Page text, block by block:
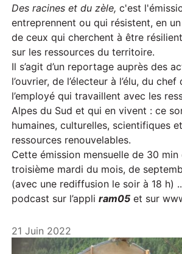
Des racines et du zèle,c'est
entreprennent ou qui résistent, en un
de ceux qui cherchent à être
sur les ressources du territoire.
Il s’agit d’un reportage auprès des
l’ouvrier, de l’électeur à l’élu, du
l’employé qui travaillent avec les
Alpes du Sud et qui en vivent : ce
humaines, culturelles, scientifiques
ressources renouvelables.
Cette émission mensuelle de 30
troisième mardi du mois, de
(avec une rediffusion le soir à 18 h)
podcast sur l’appliram05 et sur
21 Juin 2022